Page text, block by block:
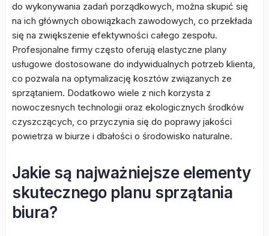
do wykonywania zadań porządkowych, można skupić się
na ich głównych obowiązkach zawodowych, co przekłada
się na zwiększenie efektywności całego zespołu.
Profesjonalne firmy często oferują elastyczne plany
usługowe dostosowane do indywidualnych potrzeb klienta,
co pozwala na optymalizację kosztów związanych ze
sprzątaniem. Dodatkowo wiele z nich korzysta z
nowoczesnych technologii oraz ekologicznych środków
czyszczących, co przyczynia się do poprawy jakości
powietrza w biurze i dbałości o środowisko naturalne.
Jakie są najważniejsze elementy
skutecznego planu sprzątania
biura?